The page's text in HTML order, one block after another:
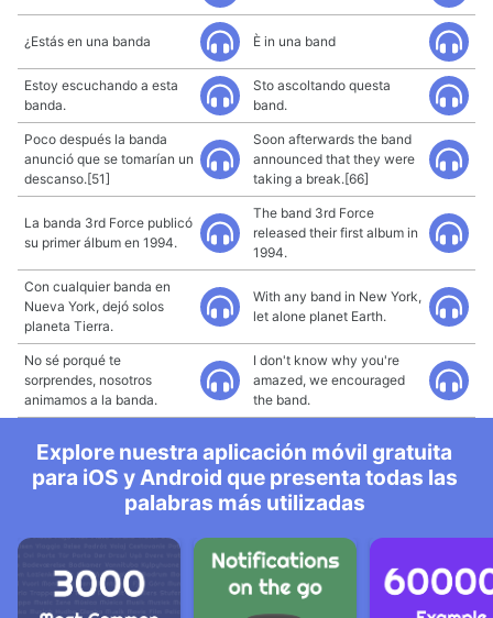
¿Estás en una banda È in una band
Estoy escuchando a esta
banda.
Sto ascoltando questa
band.
Poco después la banda
anunció que se tomarían un
descanso.[51]
Soon afterwards the band
announced that they were
taking a break.[66]
La banda 3rd Force publicó
su primer álbum en 1994.
The band 3rd Force
released their first album in
1994.
Con cualquier banda en
Nueva York, dejó solos
planeta Tierra.
With any band in New York,
let alone planet Earth.
No sé porqué te
sorprendes, nosotros
animamos a la banda.
I don't know why you're
amazed, we encouraged
the band.
Explore nuestra aplicación móvil gratuita
para iOS y Android que presenta todas las
palabras más utilizadas